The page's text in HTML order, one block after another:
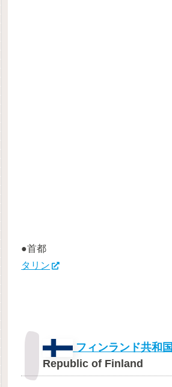
●首都
タリン
フィンランド共和国
Republic of Finland